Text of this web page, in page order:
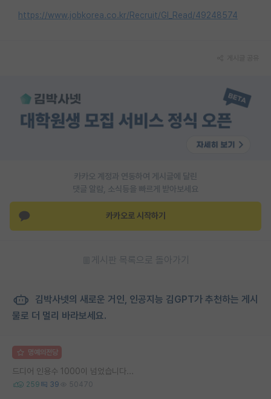
https://www.jobkorea.co.kr/Recruit/GI_Read/49248574
카카오 계정과 연동하여 게시글에 달린
댓글 알람, 소식등을 빠르게 받아보세요
카카오로 시작하기
게시판 목록으로 돌아가기
김박사넷의 새로운 거인, 인공지능 김GPT가 추천하는 게시
물로 더 멀리 바라보세요.
명예의전당
드디어 인용수 1000이 넘었습니다...
259 39 50470